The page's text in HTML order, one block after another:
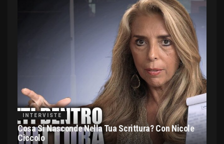
INTERVISTE
Cosa Si Nasconde Nella Tua Scrittura? Con Nicole
Ciccolo